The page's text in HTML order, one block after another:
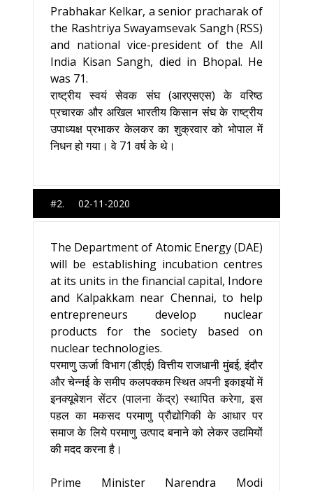
Prabhakar Kelkar, a senior pracharak of
the Rashtriya Swayamsevak Sangh (RSS)
and national vice-president of the All
India Kisan Sangh, died in Bhopal. He
was 71.
राष्ट्रीय स्वयं सेवक संघ (आरएसएस) के वरिष्ठ
प्रचारक और अखिल भारतीय किसान संघ के राष्ट्रीय
उपाध्यक्ष प्रभाकर केलकर का शुक्रवार को भोपाल में
निधन हो गया। वे 71 वर्ष के थे।
#2. 02-11-2020
The Department of Atomic Energy (DAE)
will be establishing incubation centres
at its units in the financial capital, Indore
and Kalpakkam near Chennai, to help
entrepreneurs develop nuclear
products for the society based on
nuclear technologies.
परमाणु ऊर्जा विभाग (डीएई) वित्तीय राजधानी मुंबई, इंदौर
और चेन्नई के समीप कलपक्कम स्थित अपनी इकाइयों में
इनक्यूबेशन सेंटर (पालना केंद्र) स्थापित करेगा, इस
पहल का मकसद परमाणु प्रौद्योगिकी के आधार पर
समाज के लिये परमाणु उत्पाद बनाने को लेकर उद्यमियों
की मदद करना है।
Prime Minister Narendra Modi